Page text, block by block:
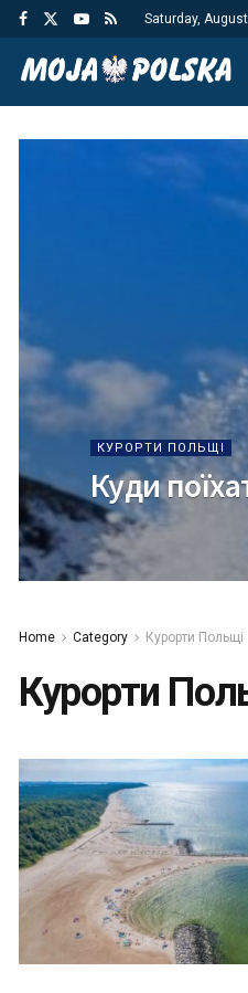
Saturday,
КУРОРТИ ПОЛЬЩІ
Куди
Home Category Курорти Польщі
Курорти